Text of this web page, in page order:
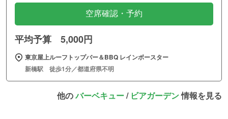
空席確認・予約
平均予算 5,000円
東京屋上ルーフトップバー＆BBQ レインボースター
新橋駅 徒歩1分／都道府県不明
他のバーベキュー/ ビアガーデン情報を見る